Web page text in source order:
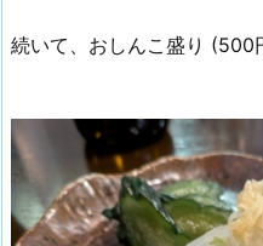
続いて、おしんこ盛り (500